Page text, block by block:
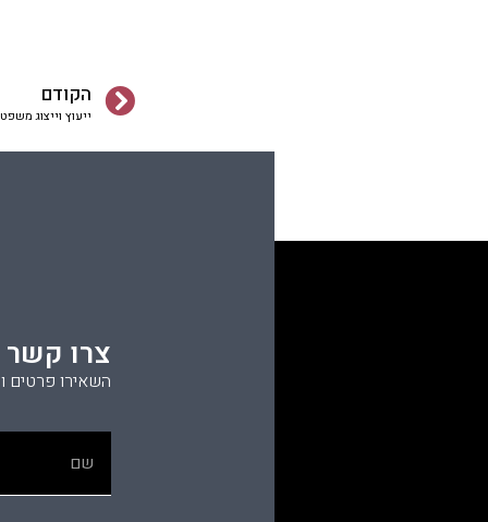
הקודם
ייעוץ וייצוג
צרו קשר
השאירו פרטים